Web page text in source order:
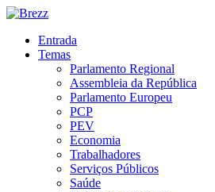
Entrada
Temas
Parlamento Regional
Assembleia da República
Parlamento Europeu
PCP
PEV
Economia
Trabalhadores
Serviços Públicos
Saúde